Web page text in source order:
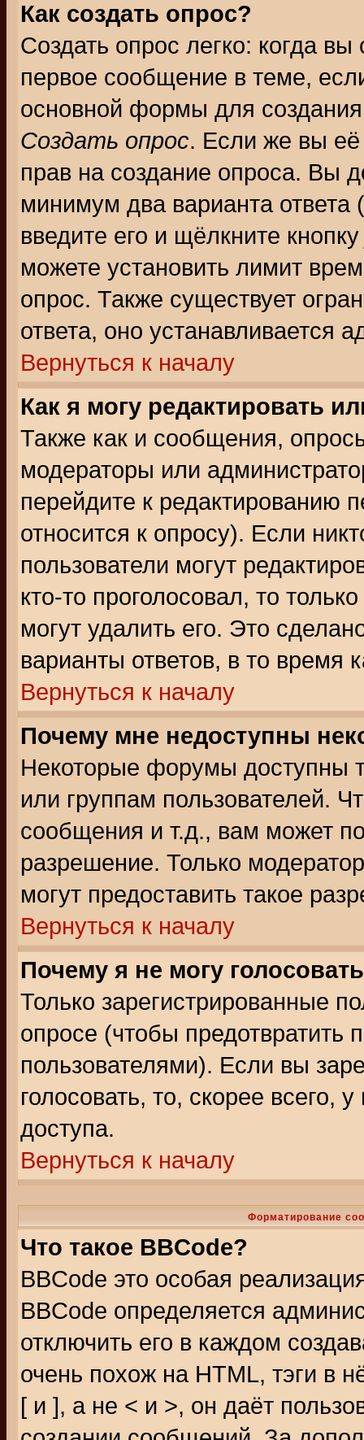
Как создать опрос?
Создать опрос легко: когда
первое сообщение в теме,
основной формы для
Создать опрос. Если же вы её
прав на создание опроса. Вы
минимум два варианта ответа
введите его и щёлкните
можете установить лимит
опрос. Также существует
ответа, оно устанавливается
Вернуться к началу
Как я могу редактировать
Также как и сообщения,
модераторы или
перейдите к редактированию
относится к опросу). Если
пользователи могут
кто-то проголосовал, то
могут удалить его. Это
варианты ответов, в то время
Вернуться к началу
Почему мне недоступны
Некоторые форумы доступны
или группам пользователей.
сообщения и т.д., вам может
разрешение. Только
могут предоставить такое
Вернуться к началу
Почему я не могу
Только зарегистрированные
опросе (чтобы предотвратить
пользователями). Если вы
голосовать, то, скорее всего,
доступа.
Вернуться к началу
Форматирование
Что такое BBCode?
BBCode это особая
BBCode определяется
отключить его в каждом
очень похож на HTML, тэги в
[ и ], а не < и >, он даёт